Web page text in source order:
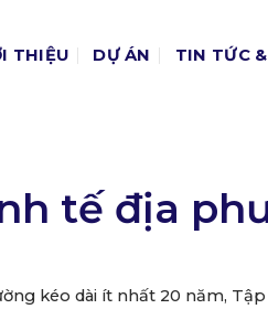
THIỆU DỰ ÁN TIN TỨC
tế địa
kéo dài ít nhất 20 năm,